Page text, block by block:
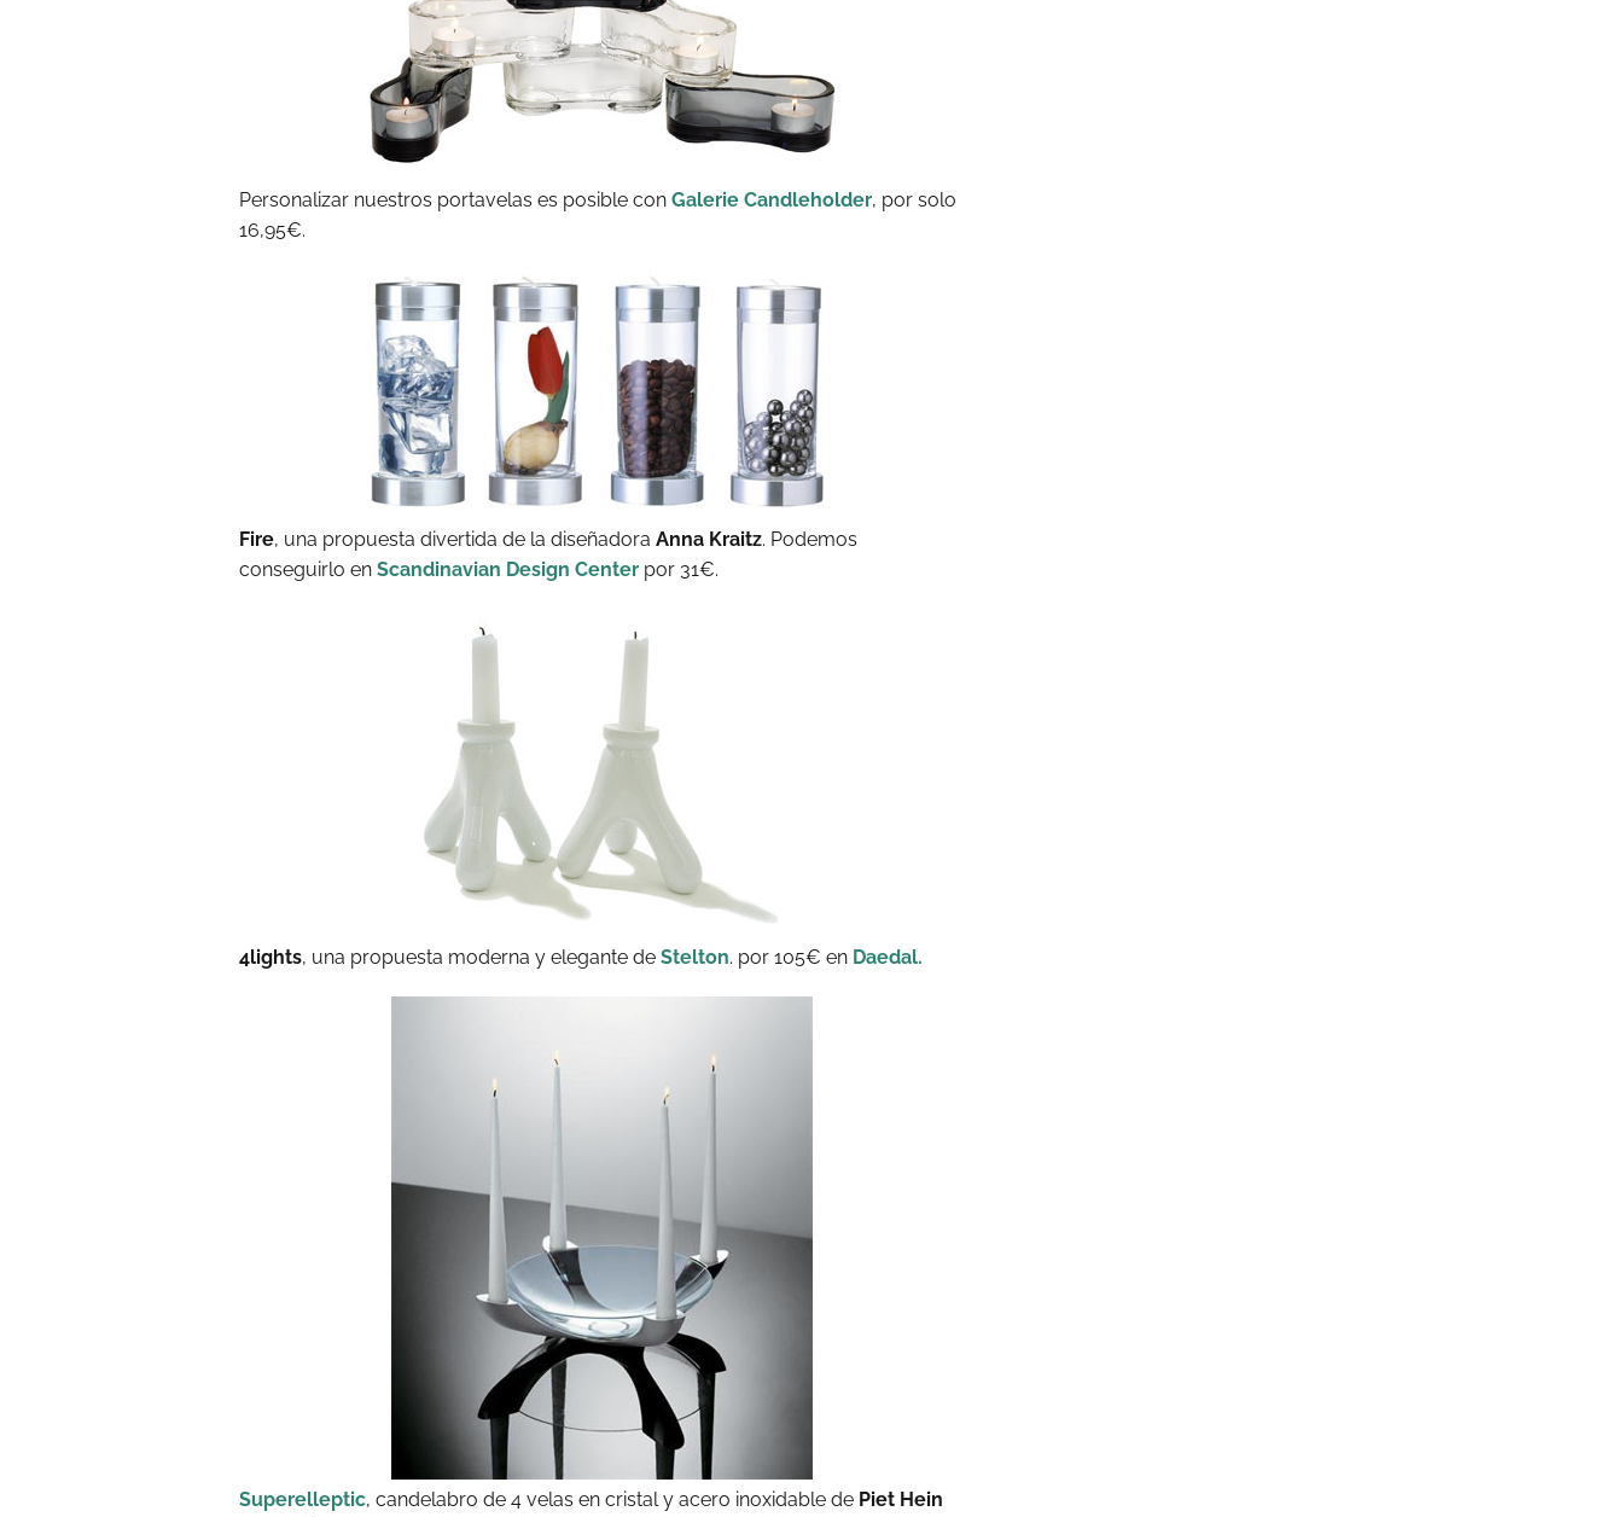
Personalizar nuestros portavelas es posible con Galerie Candleholder, por solo
16,95€.
Fire, una propuesta divertida de la diseñadora Anna Kraitz. Podemos
conseguirlo en Scandinavian Design Center por 31€.
4lights, una propuesta moderna y elegante de Stelton. por 105€ en Daedal.
Superelleptic, candelabro de 4 velas en cristal y acero inoxidable de Piet Hein